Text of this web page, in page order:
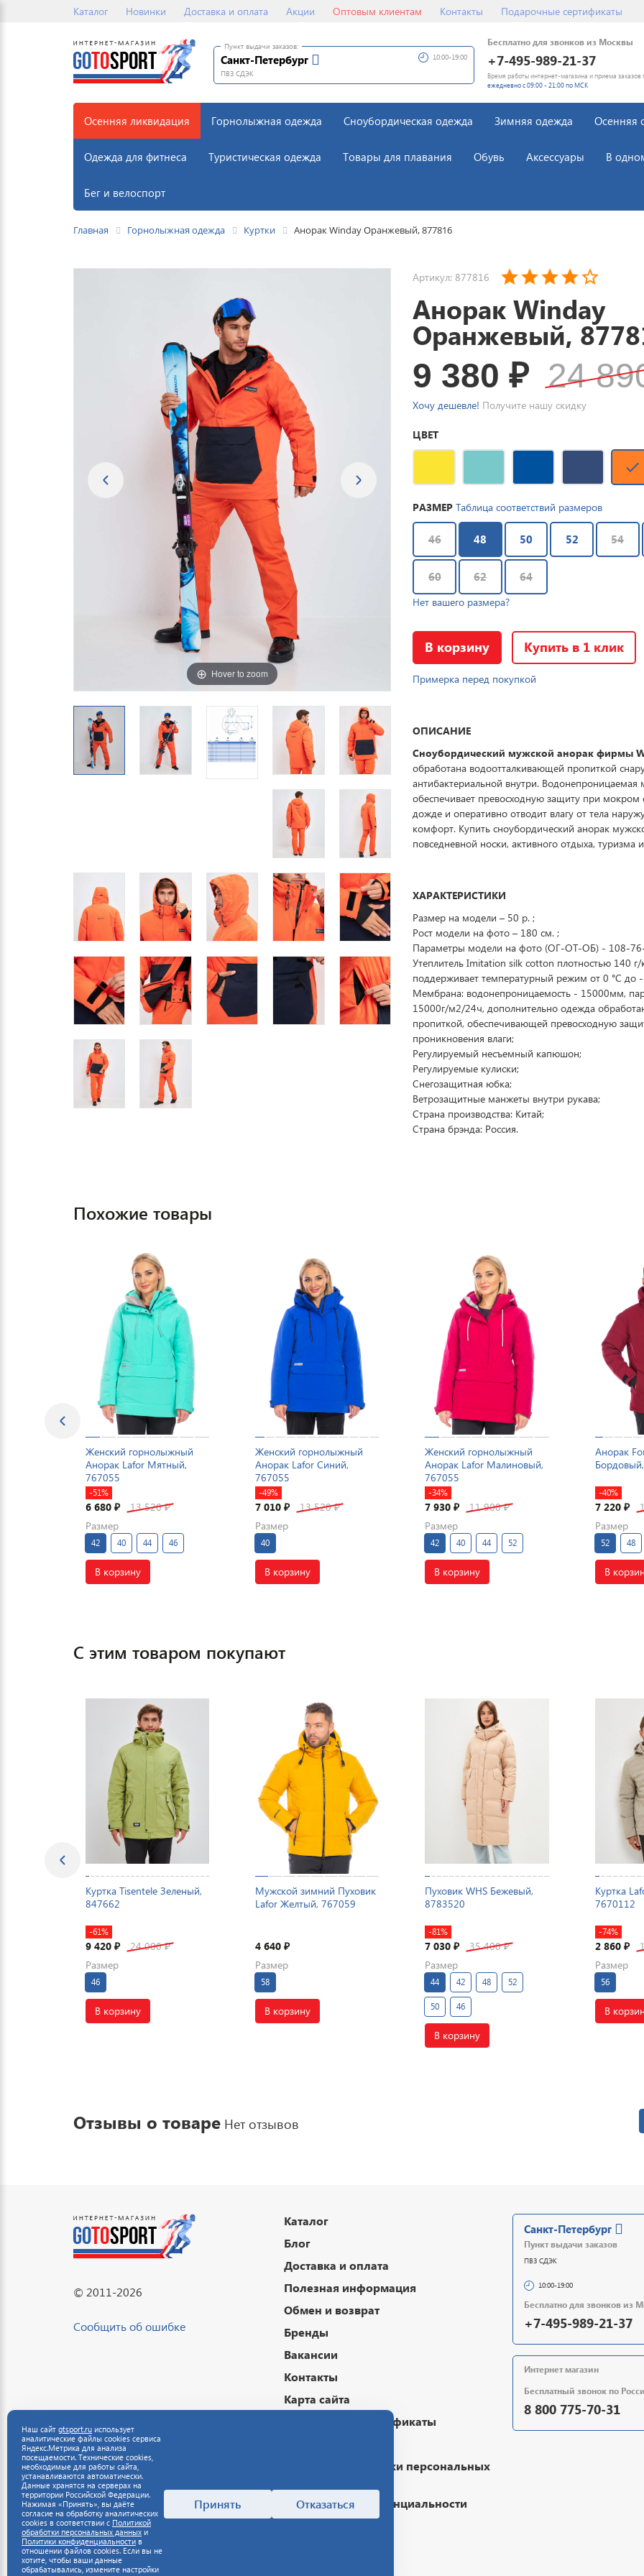
Каталог Новинки Доставка и оплата Акции Оптовым клиентам Контакты Подарочные сертификаты
Пункт выдачи заказов:
Санкт-Петербург
ПВЗ СДЭК
10:00-19:00
Бесплатно для звонков из Москвы
+7-495-989-21-37
Время работы интернет-магазина и приема заказов
ежедневно с 09:00 - 21:00 по МСК
Осенняя ликвидация Горнолыжная одежда Сноубордическая одежда Зимняя одежда Осенняя
Одежда для фитнеса Туристическая одежда Товары для плавания Обувь Аксессуары В
Бег и велоспорт
Главная Горнолыжная одежда Куртки Анорак Winday Оранжевый, 877816
Hover to zoom
Артикул: 877816
Анорак Winday
Оранжевый,
9 380₽ 24
Хочу дешевле! Получите нашу скидку
ЦВЕТ
РАЗМЕР Таблица соответствий размеров
46 48 50 52 54
60 62 64
Нет вашего размера?
В корзину Купить в 1 клик
Примерка перед покупкой
ОПИСАНИЕ
Сноубордический мужской анорак фирмы
обработана водоотталкивающей пропиткой
антибактериальной внутри. Водонепроницаемая
обеспечивает превосходную защиту при мокром
дожде и оперативно отводит влагу от тела
комфорт. Купить сноубордический анорак
повседневной носки, активного отдыха, туризма
ХАРАКТЕРИСТИКИ
Размер на модели – 50 р. ;
Рост модели на фото – 180 см. ;
Параметры модели на фото (ОГ-ОТ-ОБ) - 108-
Утеплитель Imitation silk cotton плотностью 140 г/
поддерживает температурный режим от 0 °C до -
Мембрана: водонепроницаемость - 15000мм,
15000г/м2/24ч, дополнительно одежда
пропиткой, обеспечивающей превосходную
проникновения влаги;
Регулируемый несъемный капюшон;
Регулируемые кулиски;
Снегозащитная юбка;
Ветрозащитные манжеты внутри рукава;
Страна производства: Китай;
Страна брэнда: Россия.
Похожие товары
Женский горнолыжный
Анорак Lafor Мятный,
767055
-51%
6 680 ₽ 13 520₽
Размер
42 40 44 46
В корзину
Женский горнолыжный
Анорак Lafor Синий,
767055
-49%
7 010₽ 13 520₽
Размер
40
В корзину
Женский горнолыжный
Анорак Lafor Малиновый,
767055
-34%
7 930₽ 11 900₽
Размер
42 40 44 52
В корзину
Анорак
-40%
7 220 ₽
Размер
52 48
В
С этим товаром покупают
Куртка Tisentele Зеленый,
847662
-61%
9 420 ₽ 24 000₽
Размер
46
В корзину
Мужской зимний Пуховик
Lafor Желтый, 767059
4 640₽
Размер
58
В корзину
Пуховик WHS Бежевый,
8783520
-81%
7 030₽ 35 400₽
Размер
44 42 48 52
50 46
В корзину
Куртка
7670112
-74%
2 860 ₽
Размер
56
В
Отзывы о товаре Нет отзывов
© 2011-2026
Сообщить об ошибке
Каталог
Блог
Доставка и оплата
Полезная информация
Обмен и возврат
Бренды
Вакансии
Контакты
Карта сайта
Подарочные сертификаты
Политика обработки персональных
Политика конфиденциальности
Санкт-Петербург
Пункт выдачи заказов
ПВЗ СДЭК
10:00-19:00
Бесплатно для звонков из
+7-495-989-21-37
Интернет магазин
Бесплатный звонок по
8 800 775-70-31
Наш сайт gtsport.ru использует
аналитические файлы cookies сервиса
Яндекс.Метрика для анализа
посещаемости. Технические cookies,
необходимые для работы сайта,
устанавливаются автоматически.
Данные хранятся на серверах на
территории Российской Федерации.
Нажимая «Принять», вы даёте
согласие на обработку аналитических
cookies в соответствии с Политикой
обработки персональных данных и
Политики конфиденциальности в
отношении файлов cookies. Если вы не
хотите, чтобы ваши данные
обрабатывались, измените настройки
Принять Отказаться